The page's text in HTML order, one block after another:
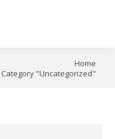
Home
Category "Uncategorized"